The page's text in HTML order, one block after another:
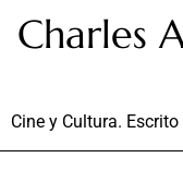
Charles
Cine y Cultura.